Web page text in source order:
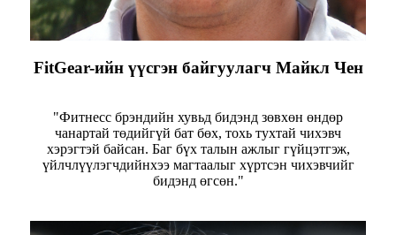
FitGear-ийн үүсгэн байгуулагч Майкл Чен
"Фитнесс брэндийн хувьд бидэнд зөвхөн өндөр
чанартай төдийгүй бат бөх, тохь тухтай чихэвч
хэрэгтэй байсан. Баг бүх талын ажлыг гүйцэтгэж,
үйлчлүүлэгчдийнхээ магтаалыг хүртсэн чихэвчийг
бидэнд өгсөн."